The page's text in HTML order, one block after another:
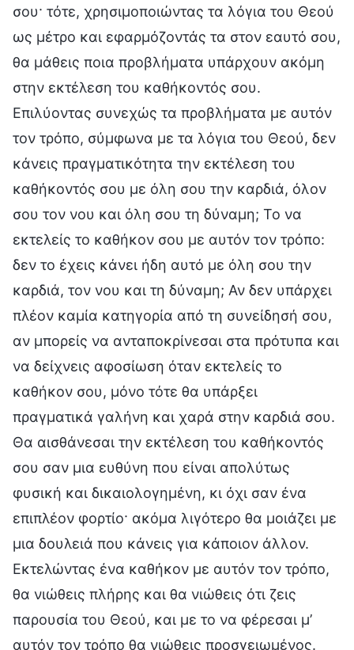
σου· τότε, χρησιμοποιώντας τα λόγια του Θεού
ως μέτρο και εφαρμόζοντάς τα στον εαυτό σου,
θα μάθεις ποια προβλήματα υπάρχουν ακόμη
στην εκτέλεση του καθήκοντός σου.
Επιλύοντας συνεχώς τα προβλήματα με αυτόν
τον τρόπο, σύμφωνα με τα λόγια του Θεού, δεν
κάνεις πραγματικότητα την εκτέλεση του
καθήκοντός σου με όλη σου την καρδιά, όλον
σου τον νου και όλη σου τη δύναμη; Το να
εκτελείς το καθήκον σου με αυτόν τον τρόπο:
δεν το έχεις κάνει ήδη αυτό με όλη σου την
καρδιά, τον νου και τη δύναμη; Αν δεν υπάρχει
πλέον καμία κατηγορία από τη συνείδησή σου,
αν μπορείς να ανταποκρίνεσαι στα πρότυπα και
να δείχνεις αφοσίωση όταν εκτελείς το
καθήκον σου, μόνο τότε θα υπάρξει
πραγματικά γαλήνη και χαρά στην καρδιά σου.
Θα αισθάνεσαι την εκτέλεση του καθήκοντός
σου σαν μια ευθύνη που είναι απολύτως
φυσική και δικαιολογημένη, κι όχι σαν ένα
επιπλέον φορτίο· ακόμα λιγότερο θα μοιάζει με
μια δουλειά που κάνεις για κάποιον άλλον.
Εκτελώντας ένα καθήκον με αυτόν τον τρόπο,
θα νιώθεις πλήρης και θα νιώθεις ότι ζεις
παρουσία του Θεού, και με το να φέρεσαι μ’
αυτόν τον τρόπο θα νιώθεις προσγειωμένος.